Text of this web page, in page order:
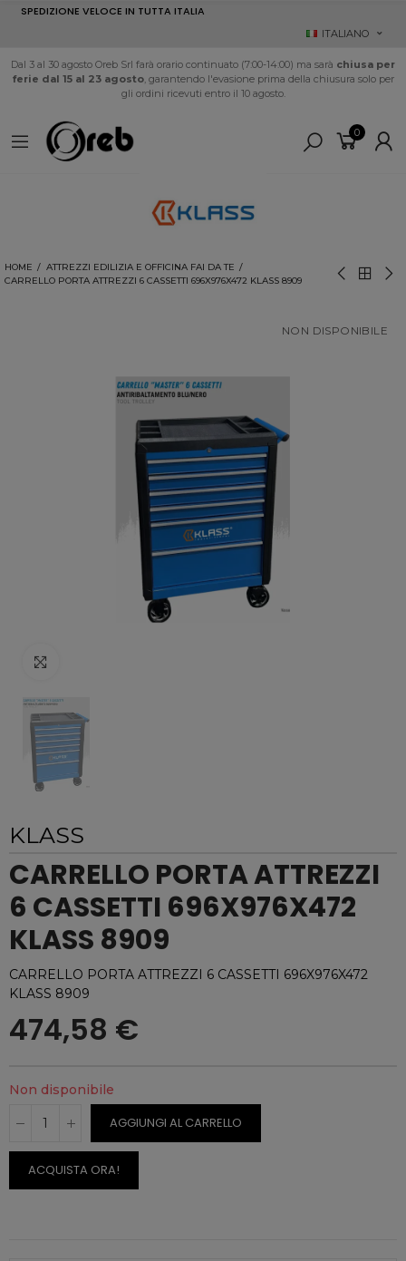
SPEDIZIONE VELOCE IN TUTTA ITALIA
ITALIANO
Dal 3 al 30 agosto Oreb Srl farà orario continuato (7:00-14:00) ma sarà chiusa per
ferie dal 15 al 23 agosto, garantendo l'evasione prima della chiusura solo per
gli ordini ricevuti entro il 10 agosto.
0
HOME
ATTREZZI EDILIZIA E OFFICINA FAI DA TE
CARRELLO PORTA ATTREZZI 6 CASSETTI 696X976X472 KLASS 8909
NON DISPONIBILE
KLASS
CARRELLO PORTA ATTREZZI
6 CASSETTI 696X976X472
KLASS 8909
CARRELLO PORTA ATTREZZI 6 CASSETTI 696X976X472
KLASS 8909
474,58 €
Non disponibile
AGGIUNGI AL CARRELLO
ACQUISTA ORA!